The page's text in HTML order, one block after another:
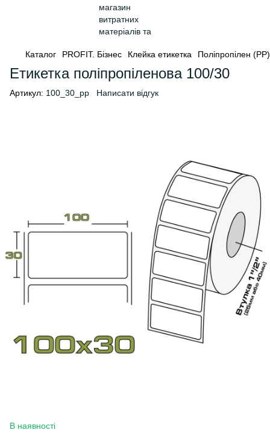
Каталог PROFIT. Бізнес Клейка етикетка Поліпропілен (PP)
Етикетка поліпропіленова 100/30
Артикул: 100_30_pp Написати відгук
В наявності